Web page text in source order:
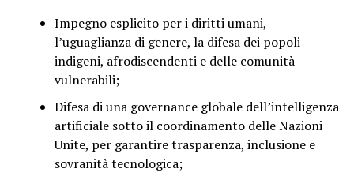
Impegno esplicito per i diritti umani,
l’uguaglianza di genere, la difesa dei popoli
indigeni, afrodiscendenti e delle comunità
vulnerabili;
Difesa di una governance globale dell’intelligenza
artificiale sotto il coordinamento delle Nazioni
Unite, per garantire trasparenza, inclusione e
sovranità tecnologica;